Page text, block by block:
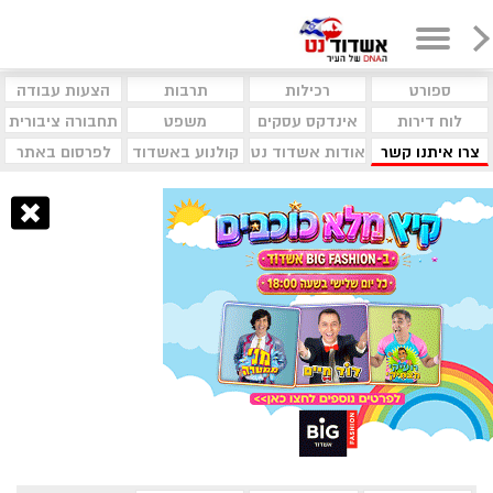
ספורט רכילות תרבות
הצעות עבודה
לוח דירות
אינדקס עסקים משפט
תחבורה ציבורית
צרו איתנו קשר
אודות אשדוד נט קולנוע באשדוד לפרסום באתר